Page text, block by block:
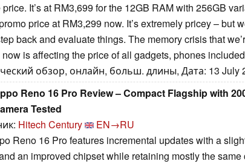
It’s at RM3,699 for the 12GB RAM with 256GB
price at RM3,299 now. It’s extremely pricey – but
back and evaluate things. The memory crisis that
is affecting the price of all gadgets, phones
обзор, онлайн, больш. длины, Дата: 13 July
Reno 16 Pro Review – Compact Flagship with
Tested
Hitech Century
EN→RU
Reno 16 Pro features incremental updates with a
an improved chipset while retaining mostly the same